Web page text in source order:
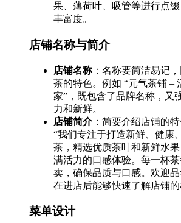
果、薄荷叶、吸管等进行点
丰富度。
店铺名称与简介
店铺名称：名称要简洁易记
茶的特色。例如 “元气茶铺 –
家”，既包含了品牌名称，又
力和新鲜。
店铺简介：简要介绍店铺的
“我们专注于打造新鲜、健康
茶，精选优质茶叶和新鲜水
满活力的口感体验。每一杯
卖，确保品质与口感。欢迎
在进店后能够快速了解店铺的
菜单设计